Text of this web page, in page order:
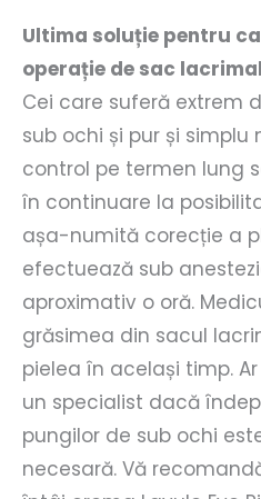
Ultima soluție pentru
operație de sac
Cei care suferă extrem
sub ochi și pur și simplu
control pe termen lung
în continuare la
așa-numită corecție a
efectuează sub
aproximativ o oră.
grăsimea din sacul
pielea în același timp.
un specialist dacă
pungilor de sub ochi
necesară. Vă